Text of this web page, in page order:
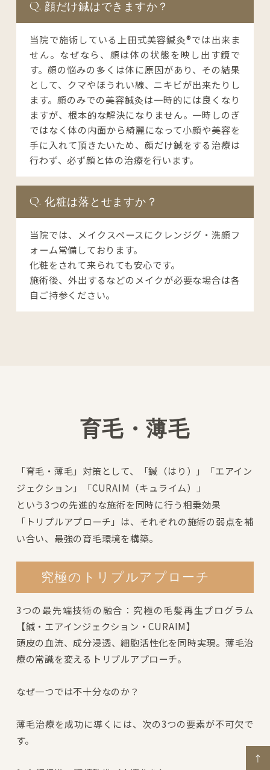
顔だけ鍼はできますか？
当院で施術している上田式美容鍼灸®では出来ま
せん。なぜなら、顔は体の状態を映し出す鏡で
す。顔の悩みの多くは体に原因があり、その結果
として、クマやほうれい線、ニキビが出来たりし
ます。顔のみでの美容鍼灸は一時的には良くなり
ますが、根本的な解決になりません。一時しのぎ
ではなく体の内面から綺麗になって小顔や美容を
手に入れて頂きたいため、顔だけ鍼をする治療は
行わず、必ず顔と体の治療を行います。
化粧は落とせますか？
当院では、メイクスペースにクレンジグ・洗顔フ
ォーム常備しております。
化粧をされて来られても安心です。
施術後、外出するなどのメイクが必要な場合は各
自ご持参ください。
育毛・薄毛
「育毛・薄毛」対策として、「鍼（はり）」「エアイン
ジェクション」「CURAIM（キュライム）」
という3つの先進的な施術を同時に行う相乗効果
「トリプルアプローチ」は、それぞれの施術の弱点を補
い合い、最強の育毛環境を構築。
究極のトリプルアプローチ
3つの最先端技術の融合：究極の毛髪再生プログラム
【鍼・エアインジェクション・CURAIM】
頭皮の血流、成分浸透、細胞活性化を同時実現。薄毛治
療の常識を変えるトリプルアプローチ。
なぜ一つでは不十分なのか？
薄毛治療を成功に導くには、次の3つの要素が不可欠で
す。